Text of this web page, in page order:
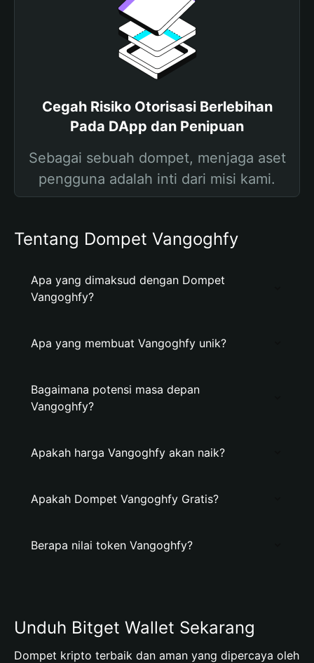
Cegah Risiko Otorisasi Berlebihan
Pada DApp dan Penipuan
Sebagai sebuah dompet, menjaga aset
pengguna adalah inti dari misi kami.
Tentang Dompet Vangoghfy
Apa yang dimaksud dengan Dompet
Vangoghfy?
Apa yang membuat Vangoghfy unik?
Bagaimana potensi masa depan
Vangoghfy?
Apakah harga Vangoghfy akan naik?
Apakah Dompet Vangoghfy Gratis?
Berapa nilai token Vangoghfy?
Unduh Bitget Wallet Sekarang
Dompet kripto terbaik dan aman yang dipercaya oleh